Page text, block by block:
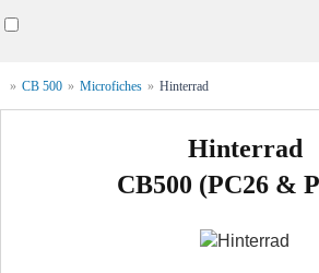
» CB 500 » Microfiches » Hinterrad
Hinterrad
CB500 (PC26 &